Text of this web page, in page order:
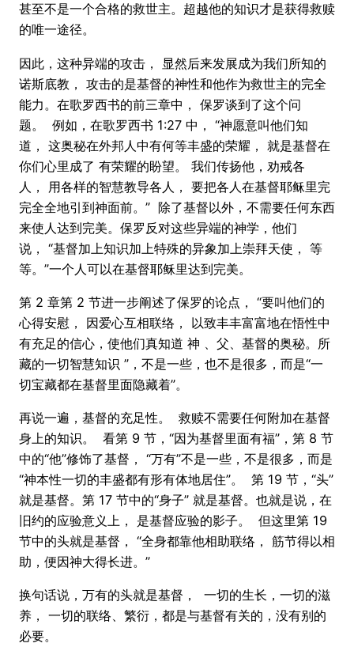
甚至不是一个合格的救世主。超越他的知识才是获得救赎
的唯一途径。
因此，这种异端的攻击， 显然后来发展成为我们所知的
诺斯底教， 攻击的是基督的神性和他作为救世主的完全
能力。在歌罗西书的前三章中， 保罗谈到了这个问
题。 例如，在歌罗西书 1:27 中， “神愿意叫他们知
道， 这奥秘在外邦人中有何等丰盛的荣耀， 就是基督在
你们心里成了 有荣耀的盼望。 我们传扬他，劝戒各
人， 用各样的智慧教导各人， 要把各人在基督耶稣里完
完全全地引到神面前。” 除了基督以外，不需要任何东西
来使人达到完美。保罗反对这些异端的神学，他们
说， “基督加上知识加上特殊的异象加上崇拜天使， 等
等。”一个人可以在基督耶稣里达到完美。
第 2 章第 2 节进一步阐述了保罗的论点， “要叫他们的
心得安慰， 因爱心互相联络， 以致丰丰富富地在悟性中
有充足的信心，使他们真知道 神 、父、基督的奥秘。所
藏的一切智慧知识 ”，不是一些，也不是很多，而是“一
切宝藏都在基督里面隐藏着”。
再说一遍，基督的充足性。 救赎不需要任何附加在基督
身上的知识。 看第 9 节，“因为基督里面有福”，第 8 节
中的“他”修饰了基督， “万有”不是一些，不是很多，而是
“神本性一切的丰盛都有形有体地居住”。 第 19 节，“头”
就是基督。第 17 节中的“身子” 就是基督。也就是说，在
旧约的应验意义上， 是基督应验的影子。 但这里第 19
节中的头就是基督， “全身都靠他相助联络， 筋节得以相
助，便因神大得长进。”
换句话说，万有的头就是基督， 一切的生长，一切的滋
养， 一切的联络、繁衍，都是与基督有关的，没有别的
必要。